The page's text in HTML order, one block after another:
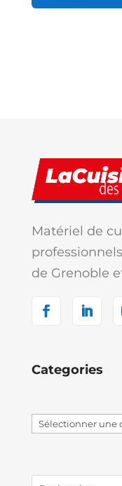
Matériel de
de Grenoble
Categories
Sélectionner